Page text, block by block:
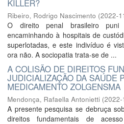
KILLER?
Ribeiro, Rodrigo Nascimento (2022-
O direito penal brasileiro
encaminhando à hospitais de
superlotadas, e este indivíduo é
ora não. A sociopatia trata-se de ...
A COLISÃO DE DIREITOS
JUDICIALIZAÇÃO DA SAÚDE
MEDICAMENTO ZOLGENSMA
Mendonça, Rafaella Antonietti (2022-
A presente pesquisa se debruça
direitos fundamentais de